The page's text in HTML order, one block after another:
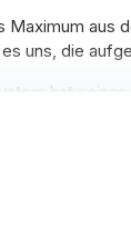
Maximum aus
uns, die
hat